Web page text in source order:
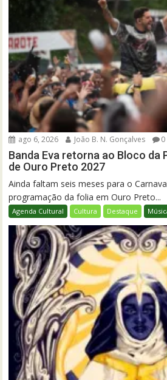
ago 6, 2026 João B. N. Gonçalves 0
Banda Eva retorna ao Bloco da
de Ouro Preto 2027
Ainda faltam seis meses para o
programação da folia em Ouro Preto...
Agenda Cultural Cultura Destaque